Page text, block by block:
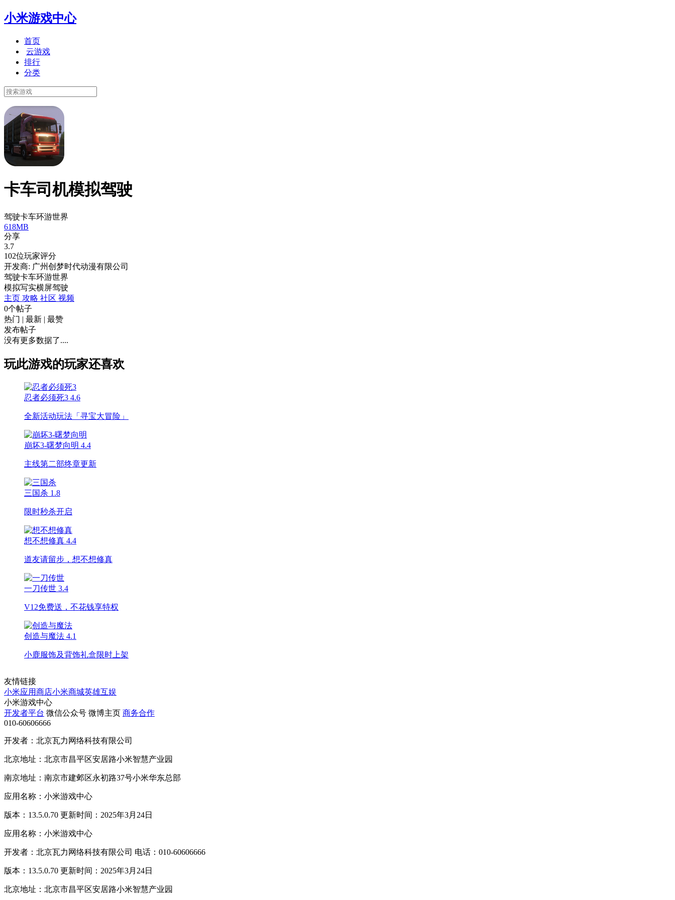
小米游戏中心
首页
云游戏
排行
分类
卡车司机模拟驾驶
驾驶卡车环游世界
618MB
分享
3.7
102位玩家评分
开发商: 广州创梦时代动漫有限公司
驾驶卡车环游世界
模拟写实横屏驾驶
主页 攻略 社区 视频
0个帖子
热门 | 最新 | 最赞
发布帖子
没有更多数据了....
玩此游戏的玩家还喜欢
忍者必须死3 4.6
全新活动玩法「寻宝大冒险」
崩坏3-曙梦向明 4.4
主线第二部终章更新
三国杀 1.8
限时秒杀开启
想不想修真 4.4
道友请留步，想不想修真
一刀传世 3.4
V12免费送，不花钱享特权
创造与魔法 4.1
小鹿服饰及背饰礼盒限时上架
友情链接
小米应用商店小米商城英雄互娱
小米游戏中心
开发者平台 微信公众号 微博主页 商务合作
010-60606666
开发者：北京瓦力网络科技有限公司
北京地址：北京市昌平区安居路小米智慧产业园
南京地址：南京市建邺区永初路37号小米华东总部
应用名称：小米游戏中心
版本：13.5.0.70 更新时间：2025年3月24日
应用名称：小米游戏中心
开发者：北京瓦力网络科技有限公司 电话：010-60606666
版本：13.5.0.70 更新时间：2025年3月24日
北京地址：北京市昌平区安居路小米智慧产业园